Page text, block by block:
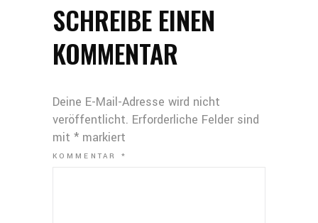
SCHREIBE EINEN
KOMMENTAR
Deine E-Mail-Adresse wird nicht
veröffentlicht. Erforderliche Felder sind
mit * markiert
KOMMENTAR*